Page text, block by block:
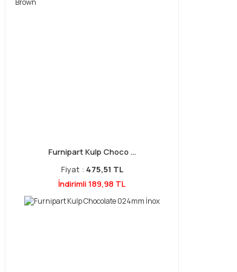
Furnipart Kulp Choco ...
Fiyat : 475,51 TL
İndirimli 189,98 TL